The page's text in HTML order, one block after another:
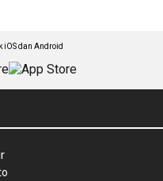
iOS dan Android